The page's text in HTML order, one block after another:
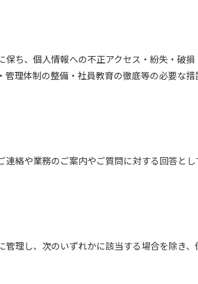
ち、個人情報への不正アクセス・紛失・破
理体制の整備・社員教育の徹底等の必要な
絡や業務のご案内やご質問に対する回答と
理し、次のいずれかに該当する場合を除き